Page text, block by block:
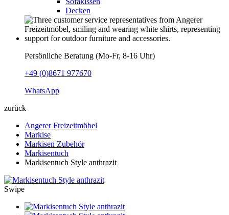
Decken
Persönliche Beratung (Mo-Fr, 8-16 Uhr)
+49 (0)8671 977670
WhatsApp
zurück
Angerer Freizeitmöbel
Markise
Markisen Zubehör
Markisentuch
Markisentuch Style anthrazit
Swipe